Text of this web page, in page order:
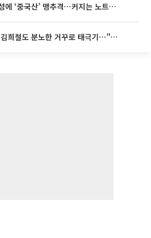
맥북 품은 삼성에 ‘중국산’ 맹추격⋯커지는 노트북 OLED 시장
서경덕 교수, 김희철도 분노한 거꾸로 태극기⋯"엉터리는 아냐, 아쉬울 뿐"